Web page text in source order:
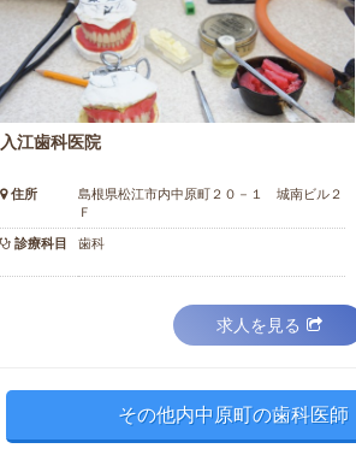
入江歯科医院
住所
島根県松江市内中原町２０－１ 城南ビル２
Ｆ
診療科目 歯科
求人を見る
その他内中原町の歯科医